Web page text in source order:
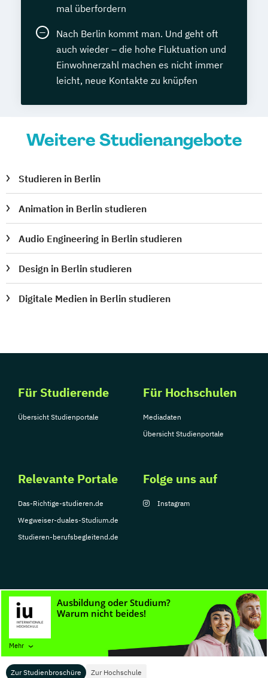
Zur Studienbroschüre Zur Hochschule
Mehr
mal überfordern
Nach Berlin kommt man. Und geht oft
auch wieder – die hohe Fluktuation und
Einwohnerzahl machen es nicht immer
leicht, neue Kontakte zu knüpfen
Weitere Studienangebote
Studieren in Berlin
Animation in Berlin studieren
Audio Engineering in Berlin studieren
Design in Berlin studieren
Digitale Medien in Berlin studieren
Für Studierende
Übersicht Studienportale
Für Hochschulen
Mediadaten
Übersicht Studienportale
Relevante Portale
Das-Richtige-studieren.de
Wegweiser-duales-Studium.de
Studieren-berufsbegleitend.de
Folge uns auf
Instagram
© Copyright 2026, TarGroup Media GmbH
Nutzungsbedingungen